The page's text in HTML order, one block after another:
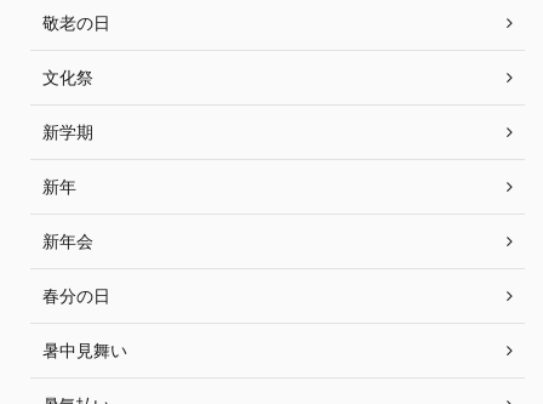
敬老の日
文化祭
新学期
新年
新年会
春分の日
暑中見舞い